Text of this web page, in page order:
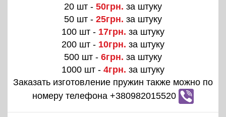
20 шт - 50грн. за штуку
50 шт - 25грн. за штуку
100 шт - 17грн. за штуку
200 шт - 10грн. за штуку
500 шт - 6грн. за штуку
1000 шт - 4грн. за штуку
Заказать изготовление пружин также можно по
номеру телефона +380982015520